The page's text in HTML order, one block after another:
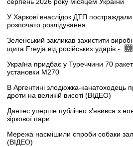
серпень 2026 року місяцем України
У Харкові внаслідок ДТП
розпочато розлідування
Зеленський закликав захистити
щита Freyja від російських ударів -
Україна придбає у Туреччини 70
установки M270
В Аргентині злодюжка-канатоходець
дроти на великій висоті (ВІДЕО)
Дантес уперше публічно з’явився з
зіркової пари
Мережа насмішили спроби собаки
(ВІДЕО)